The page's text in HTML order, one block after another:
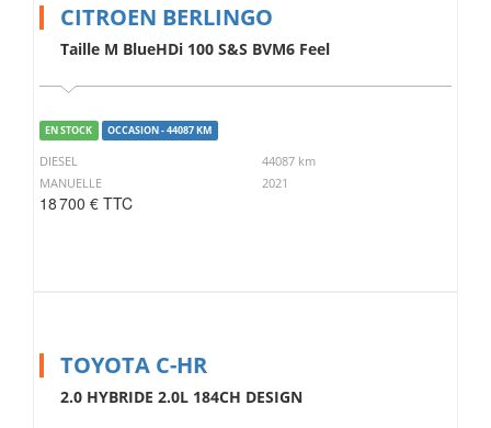
CITROEN BERLINGO
Taille M BlueHDi 100 S&S BVM6 Feel
EN STOCK OCCASION - 44087 KM
DIESEL
44087 km
MANUELLE
2021
18 700 € TTC
TOYOTA C-HR
2.0 HYBRIDE 2.0L 184CH DESIGN